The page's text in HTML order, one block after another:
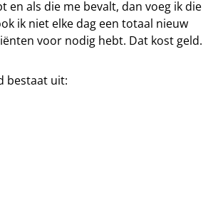
en als die me bevalt, dan voeg ik die
ik niet elke dag een totaal nieuw
voor nodig hebt. Dat kost geld.
bestaat uit: